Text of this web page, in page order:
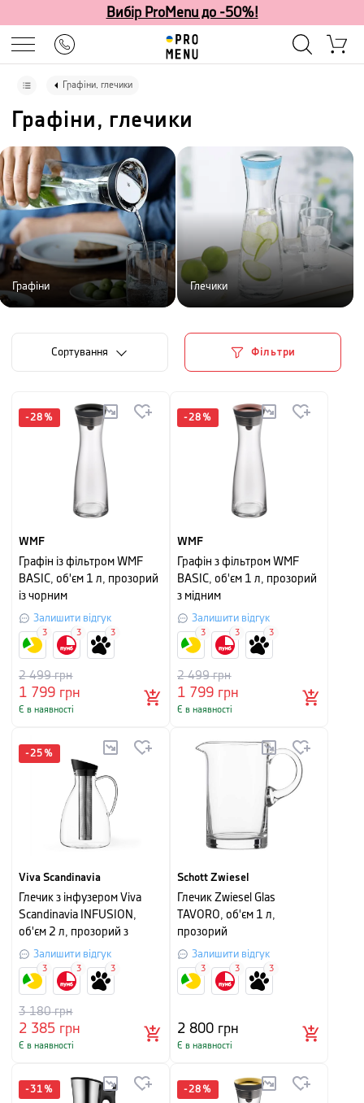
Вибір ProMenu до -50%!
Графіни, глечики
Графіни, глечики
Графіни Глечики
Сортування Фільтри
-28 %
WMF
Графін із фільтром WMF
BASIC, об'єм 1 л, прозорий
із чорним
Залишити відгук
1 799 грн
2 499грн
Є в наявності
3 3 3
-28 %
WMF
Графін з фільтром WMF
BASIC, об'єм 1 л, прозорий
з мідним
Залишити відгук
1 799 грн
2 499грн
Є в наявності
3 3 3
-25 %
Viva Scandinavia
Глечик з інфузером Viva
Scandinavia INFUSION,
об'єм 2 л, прозорий з
чорним
Залишити відгук
2 385 грн
3 180грн
Є в наявності
3 3 3
Schott Zwiesel
Глечик Zwiesel Glas
TAVORO, об'єм 1 л,
прозорий
Залишити відгук
2 800 грн
Є в наявності
3 3 3
-31 % -28 %